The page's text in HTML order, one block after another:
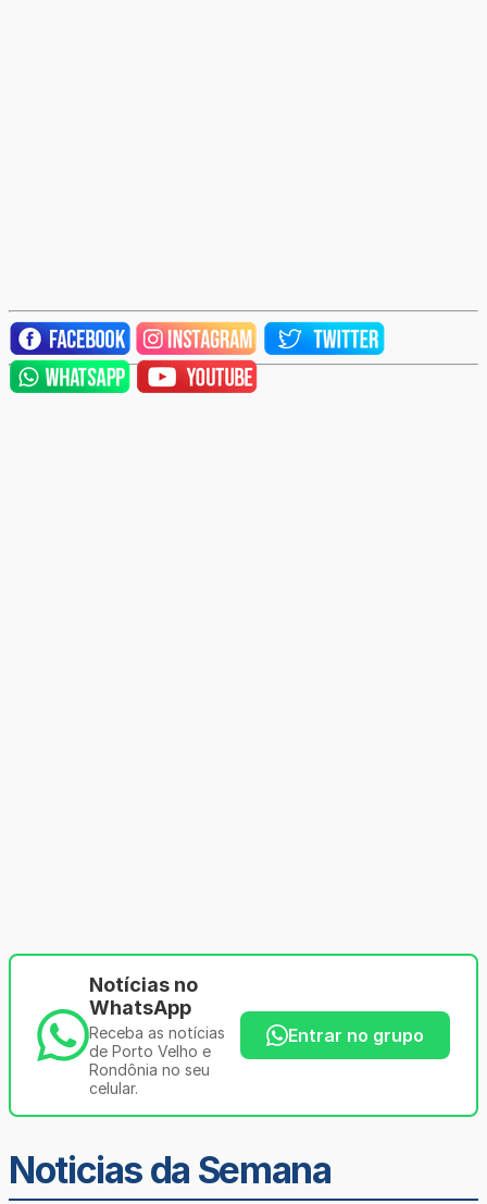
Notícias no
WhatsApp
Receba as notícias
de Porto Velho e
Rondônia no seu
celular.
Entrar no grupo
Noticias da Semana